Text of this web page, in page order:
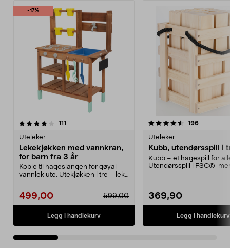
-17%
111
Uteleker
Lekekjøkken med vannkran,
for barn fra 3 år
Koble til hageslangen for gøyal
vannlek ute. Utekjøkken i tre – lek
499,00 599,00
Legg i handlekurv
4.5 av 5 stjerner 196
Uteleker
Kubb, utendørsspill i
Kubb – et hagespill for
Utendørsspill i FSC®-
369,90
Legg i handlekurv
4.5 av 5 stjerner